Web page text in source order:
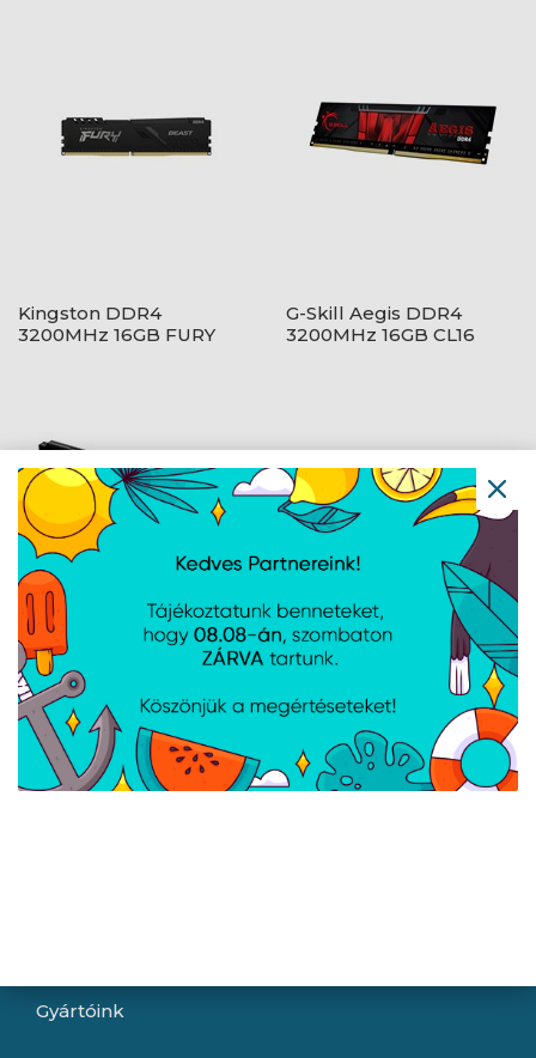
Kingston DDR4
3200MHz 16GB FURY
G-Skill Aegis DDR4
3200MHz 16GB CL16
Kingston DDR5
5600MHz 16GB FURY
Beast Black CL40 1,2V
Geil DDR5 6000MHz
64GB G.Skill Ripjaws S5
(2x32GB) CL32
Gyártóink